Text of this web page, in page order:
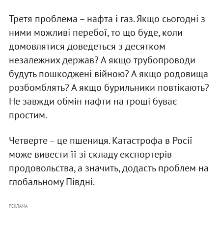
Третя проблема – нафта і газ. Якщо сьогодні з
ними можливі перебої, то що буде, коли
домовлятися доведеться з десятком
незалежних держав? А якщо трубопроводи
будуть пошкоджені війною? А якщо родовища
розбомблять? А якщо бурильники повтікають?
Не завжди обмін нафти на гроші буває
простим.
Четверте – це пшениця. Катастрофа в Росії
може вивести її зі складу експортерів
продовольства, а значить, додасть проблем на
глобальному Півдні.
РЕКЛАМА